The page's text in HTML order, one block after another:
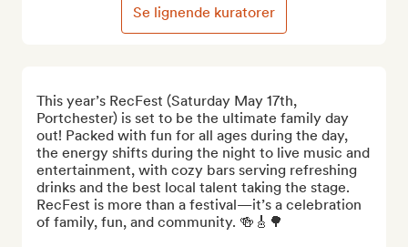
This year’s RecFest (Saturday May 17th,
Portchester) is set to be the ultimate family day
out! Packed with fun for all ages during the day,
the energy shifts during the night to live music and
entertainment, with cozy bars serving refreshing
drinks and the best local talent taking the stage.
RecFest is more than a festival—it’s a celebration
of family, fun, and community. 🍻🎸🌳
Se lignende kuratorer